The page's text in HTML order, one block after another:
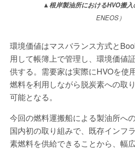
▲根岸製油所におけるHVO搬入
ENEOS）
環境価値はマスバランス方式と
用して帳簿上で管理し、環境価値
供する。需要家は実際にHVOを使
燃料を利用しながら脱炭素への取
可能となる。
今回の燃料運搬船による製油所へ
国内初の取り組みで、既存インフ
素燃料を供給できることから、幅